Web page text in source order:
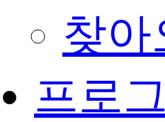
찾아
프로